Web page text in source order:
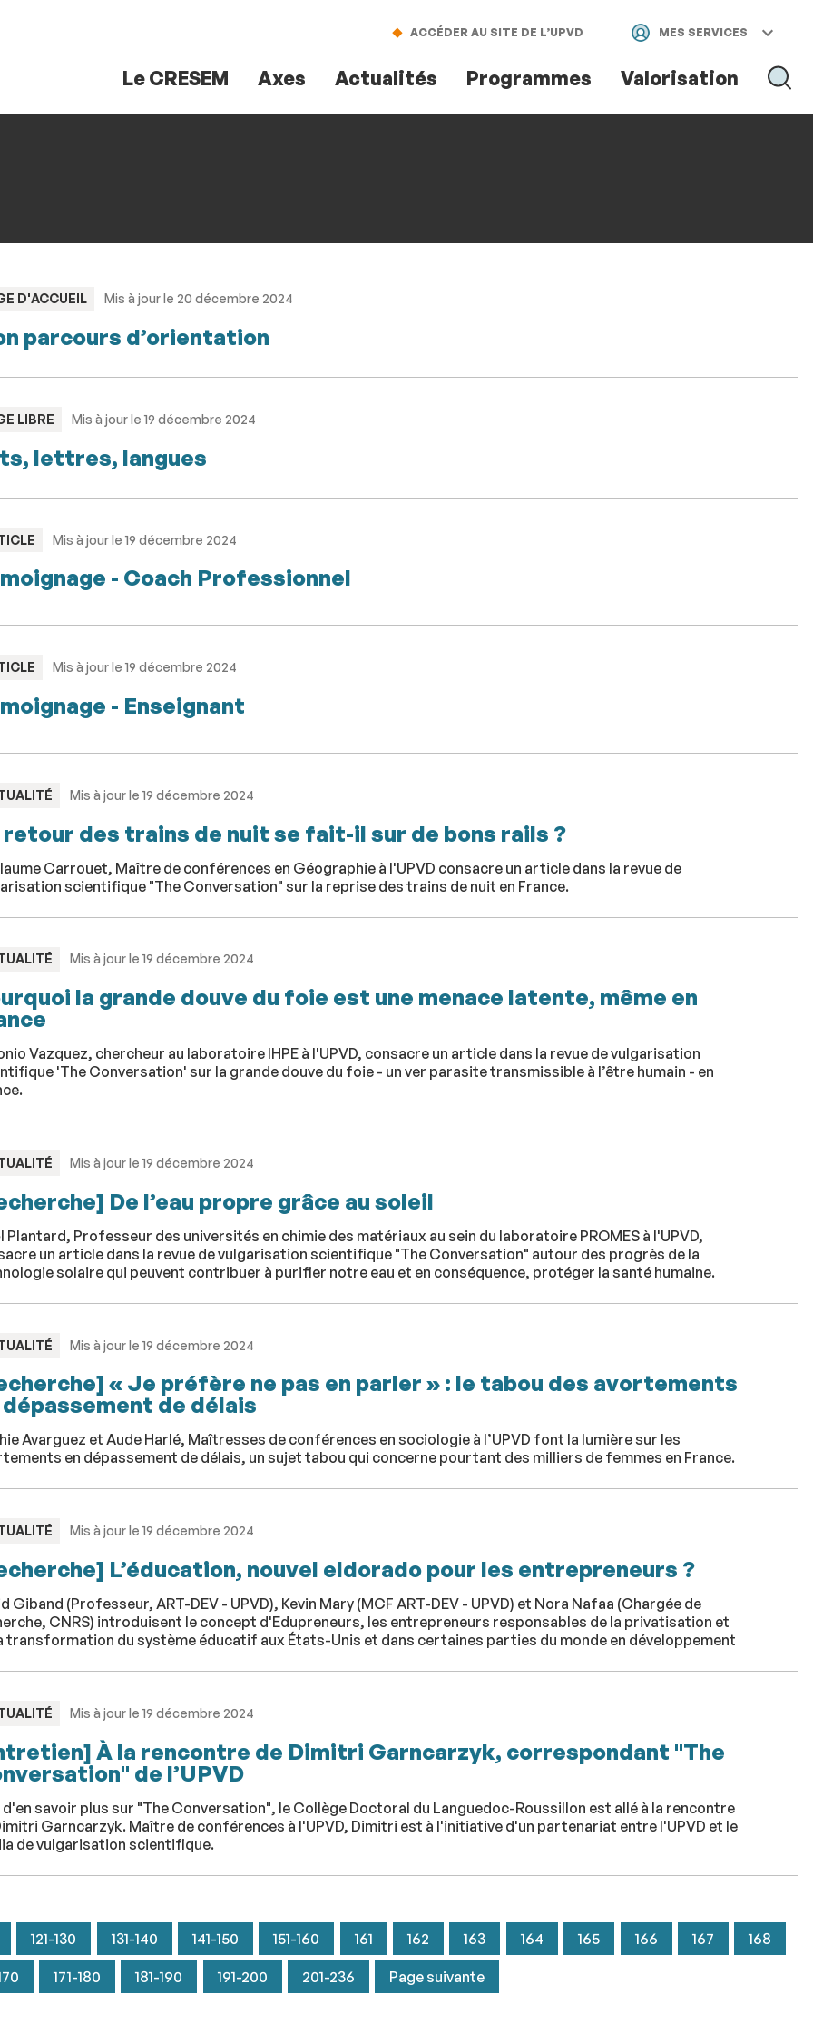
ACCÉDER AU SITE DE L’UPVD MES SERVICES
Le CRESEM Axes Actualités Programmes Valorisation
D'ACCUEIL Mis à jour le 20 décembre 2024
parcours d’orientation
LIBRE Mis à jour le 19 décembre 2024
lettres, langues
Mis à jour le 19 décembre 2024
- Coach Professionnel
Mis à jour le 19 décembre 2024
- Enseignant
Mis à jour le 19 décembre 2024
retour des trains de nuit se fait-il sur de bons rails ?
Carrouet, Maître de conférences en Géographie à l'UPVD consacre un article dans la revue de
scientifique "The Conversation" sur la reprise des trains de nuit en France.
Mis à jour le 19 décembre 2024
la grande douve du foie est une menace latente, même en
Vazquez, chercheur au laboratoire IHPE à l'UPVD, consacre un article dans la revue de vulgarisation
'The Conversation' sur la grande douve du foie - un ver parasite transmissible à l’être humain - en
Mis à jour le 19 décembre 2024
De l’eau propre grâce au soleil
Plantard, Professeur des universités en chimie des matériaux au sein du laboratoire PROMES à l'UPVD,
un article dans la revue de vulgarisation scientifique "The Conversation" autour des progrès de la
solaire qui peuvent contribuer à purifier notre eau et en conséquence, protéger la santé humaine.
Mis à jour le 19 décembre 2024
« Je préfère ne pas en parler » : le tabou des avortements
dépassement de délais
Avarguez et Aude Harlé, Maîtresses de conférences en sociologie à l’UPVD font la lumière sur les
en dépassement de délais, un sujet tabou qui concerne pourtant des milliers de femmes en France.
Mis à jour le 19 décembre 2024
L’éducation, nouvel eldorado pour les entrepreneurs ?
Giband (Professeur, ART-DEV - UPVD), Kevin Mary (MCF ART-DEV - UPVD) et Nora Nafaa (Chargée de
CNRS) introduisent le concept d'Edupreneurs, les entrepreneurs responsables de la privatisation et
transformation du système éducatif aux États-Unis et dans certaines parties du monde en développement
Mis à jour le 19 décembre 2024
À la rencontre de Dimitri Garncarzyk, correspondant "The
de l’UPVD
savoir plus sur "The Conversation", le Collège Doctoral du Languedoc-Roussillon est allé à la rencontre
Garncarzyk. Maître de conférences à l'UPVD, Dimitri est à l'initiative d'un partenariat entre l'UPVD et le
de vulgarisation scientifique.
121-130 131-140 141-150 151-160 161 162 163 164 165 166 167 168
171-180 181-190 191-200 201-236 Page suivante